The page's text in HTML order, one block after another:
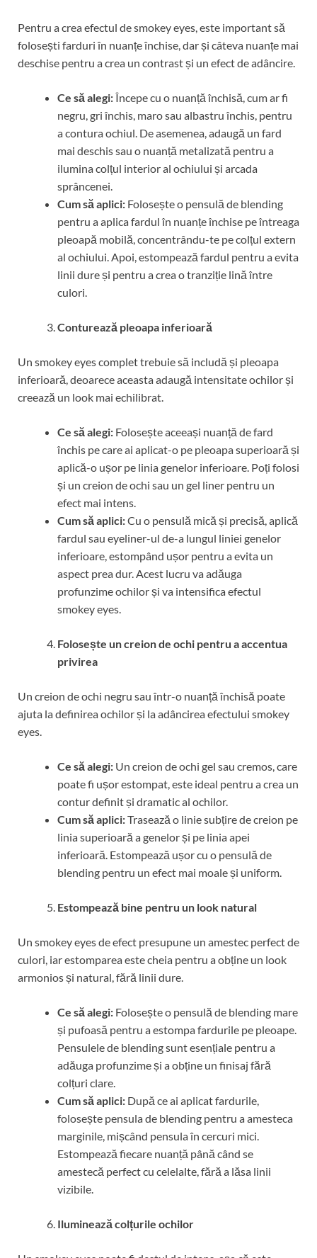
Pentru a crea efectul de smokey eyes, este important să
folosești farduri în nuanțe închise, dar și câteva nuanțe mai
deschise pentru a crea un contrast și un efect de adâncire.
Ce să alegi:Începe cu o nuanță închisă, cum ar fi
negru, gri închis, maro sau albastru închis, pentru
a contura ochiul. De asemenea, adaugă un fard
mai deschis sau o nuanță metalizată pentru a
ilumina colțul interior al ochiului și arcada
sprâncenei.
Cum să aplici: Folosește o pensulă de blending
pentru a aplica fardul în nuanțe închise pe întreaga
pleoapă mobilă, concentrându-te pe colțul extern
al ochiului. Apoi, estompează fardul pentru a evita
linii dure și pentru a crea o tranziție lină între
culori.
Conturează pleoapa inferioară
Un smokey eyes complet trebuie să includă și pleoapa
inferioară, deoarece aceasta adaugă intensitate ochilor și
creează un look mai echilibrat.
Ce să alegi: Folosește aceeași nuanță de fard
închis pe care ai aplicat-o pe pleoapa superioară și
aplică-o ușor pe linia genelor inferioare. Poți folosi
și un creion de ochi sau un gel liner pentru un
efect mai intens.
Cum să aplici:Cu o pensulă mică și precisă, aplică
fardul sau eyeliner-ul de-a lungul liniei genelor
inferioare, estompând ușor pentru a evita un
aspect prea dur. Acest lucru va adăuga
profunzime ochilor și va intensifica efectul
smokey eyes.
Folosește un creion de ochi pentru a accentua
privirea
Un creion de ochi negru sau într-o nuanță închisă poate
ajuta la definirea ochilor și la adâncirea efectului smokey
eyes.
Ce să alegi: Un creion de ochi gel sau cremos, care
poate fi ușor estompat, este ideal pentru a crea un
contur definit și dramatic al ochilor.
Cum să aplici:Trasează o linie subțire de creion pe
linia superioară a genelor și pe linia apei
inferioară. Estompează ușor cu o pensulă de
blending pentru un efect mai moale și uniform.
Estompează bine pentru un look natural
Un smokey eyes de efect presupune un amestec perfect de
culori, iar estomparea este cheia pentru a obține un look
armonios și natural, fără linii dure.
Ce să alegi: Folosește o pensulă de blending mare
și pufoasă pentru a estompa fardurile pe pleoape.
Pensulele de blending sunt esențiale pentru a
adăuga profunzime și a obține un finisaj fără
colțuri clare.
Cum să aplici: După ce ai aplicat fardurile,
folosește pensula de blending pentru a amesteca
marginile, mișcând pensula în cercuri mici.
Estompează fiecare nuanță până când se
amestecă perfect cu celelalte, fără a lăsa linii
vizibile.
Iluminează colțurile ochilor